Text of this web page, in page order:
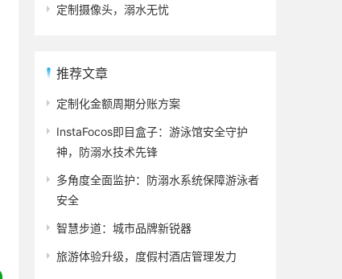
定制摄像头，溺水无忧
推荐文章
定制化金额周期分账方案
InstaFocos即目盒子：游泳馆安全守护
神，防溺水技术先锋
多角度全面监护：防溺水系统保障游泳者
安全
智慧步道：城市品牌新锐器
旅游体验升级，度假村酒店管理发力